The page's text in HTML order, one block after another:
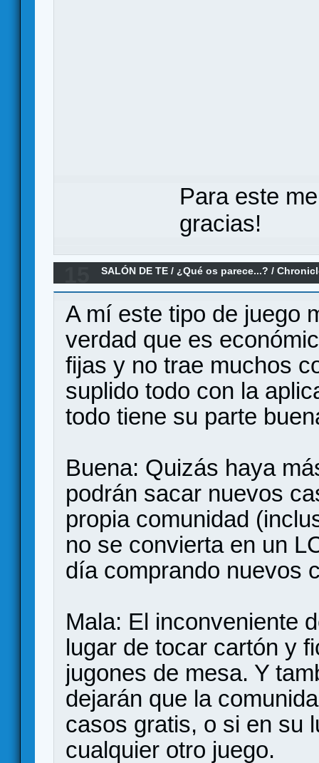
Para este
gracias!
SALÓN DE TE / ¿Qué os parece...? /
A mí este tipo de juego
verdad que es
fijas y no trae muchos
suplido todo con la
todo tiene su parte
Buena: Quizás haya
podrán sacar nuevos
propia comunidad
no se convierta en un
día comprando nuevos
Mala: El inconveniente
lugar de tocar cartón y
jugones de mesa. Y
dejarán que la
casos gratis, o si en su
cualquier otro juego.